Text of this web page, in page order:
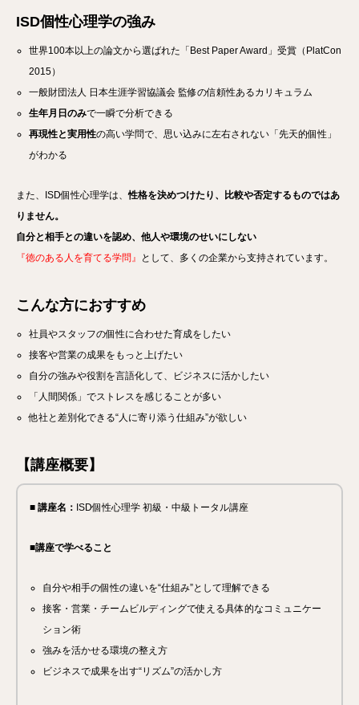
ISD個性心理学の強み
世界100本以上の論文から選ばれた「Best Paper Award」受賞（PlatCon
2015）
一般財団法人 日本生涯学習協議会 監修の信頼性あるカリキュラム
生年月日のみで一瞬で分析できる
再現性と実用性の高い学問で、思い込みに左右されない「先天的個性」
がわかる
また、ISD個性心理学は、性格を決めつけたり、比較や否定するものではあ
りません。
自分と相手との違いを認め、他人や環境のせいにしない
『徳のある人を育てる学問』
として、多くの企業から支持されています。
こんな方におすすめ
社員やスタッフの個性に合わせた育成をしたい
接客や営業の成果をもっと上げたい
自分の強みや役割を言語化して、ビジネスに活かしたい
「人間関係」でストレスを感じることが多い
他社と差別化できる“人に寄り添う仕組み”が欲しい
【講座概要】
■ 講座名： ISD個性心理学 初級・中級トータル講座
■講座で学べること
自分や相手の個性の違いを“仕組み”として理解できる
接客・営業・チームビルディングで使える具体的なコミュニケー
ション術
強みを活かせる環境の整え方
ビジネスで成果を出す“リズム”の活かし方